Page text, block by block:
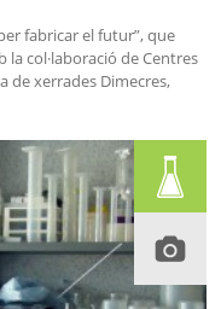
fabricar el futur”, que
la col·laboració de Centres
de xerrades Dimecres,